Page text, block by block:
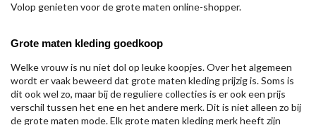
Volop genieten voor de grote maten online-shopper.
Grote maten kleding goedkoop
Welke vrouw is nu niet dol op leuke koopjes. Over het algemeen
wordt er vaak beweerd dat grote maten kleding prijzig is. Soms is
dit ook wel zo, maar bij de reguliere collecties is er ook een prijs
verschil tussen het ene en het andere merk. Dit is niet alleen zo bij
de grote maten mode. Elk grote maten kleding merk heeft zijn